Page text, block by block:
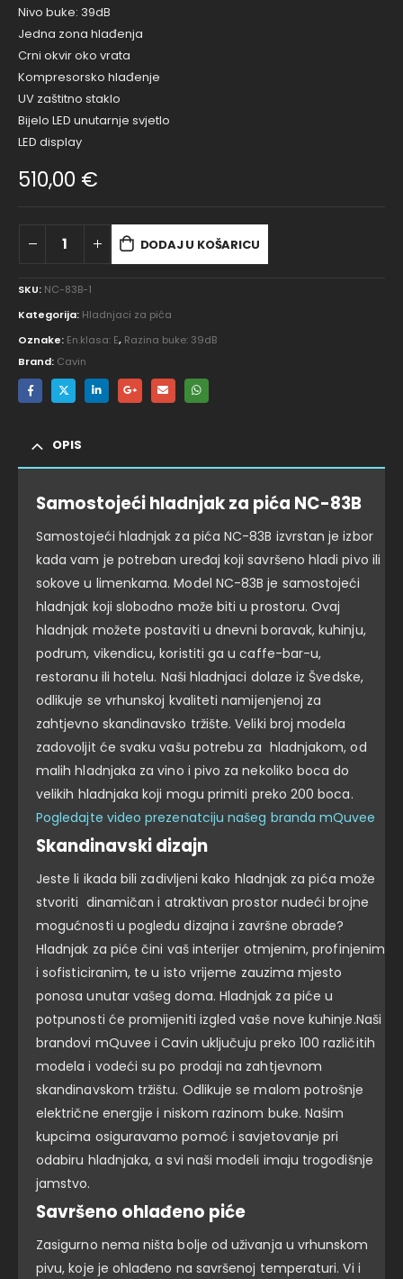
Nivo buke: 39dB
Jedna zona hlađenja
Crni okvir oko vrata
Kompresorsko hlađenje
UV zaštitno staklo
Bijelo LED unutarnje svjetlo
LED display
510,00 €
DODAJ U KOŠARICU
SKU: NC-83B-1
Kategorija: Hladnjaci za pića
Oznake: En.klasa: E, Razina buke: 39dB
Brand: Cavin
OPIS
Samostojeći hladnjak za pića NC-83B
Samostojeći hladnjak za pića NC-83B izvrstan je izbor
kada vam je potreban uređaj koji savršeno hladi pivo ili
sokove u limenkama. Model NC-83B je samostojeći
hladnjak koji slobodno može biti u prostoru. Ovaj
hladnjak možete postaviti u dnevni boravak, kuhinju,
podrum, vikendicu, koristiti ga u caffe-bar-u,
restoranu ili hotelu. Naši hladnjaci dolaze iz Švedske,
odlikuje se vrhunskoj kvaliteti namijenjenoj za
zahtjevno skandinavsko tržište. Veliki broj modela
zadovoljit će svaku vašu potrebu za hladnjakom, od
malih hladnjaka za vino i pivo za nekoliko boca do
velikih hladnjaka koji mogu primiti preko 200 boca.
Pogledajte video prezenatciju našeg branda mQuvee
Skandinavski dizajn
Jeste li ikada bili zadivljeni kako hladnjak za pića može
stvoriti dinamičan i atraktivan prostor nudeći brojne
mogućnosti u pogledu dizajna i završne obrade?
Hladnjak za piće čini vaš interijer otmjenim, profinjenim
i sofisticiranim, te u isto vrijeme zauzima mjesto
ponosa unutar vašeg doma. Hladnjak za piće u
potpunosti će promijeniti izgled vaše nove kuhinje.Naši
brandovi mQuvee i Cavin uključuju preko 100 različitih
modela i vodeći su po prodaji na zahtjevnom
skandinavskom tržištu. Odlikuje se malom potrošnje
električne energije i niskom razinom buke. Našim
kupcima osiguravamo pomoć i savjetovanje pri
odabiru hladnjaka, a svi naši modeli imaju trogodišnje
jamstvo.
Savršeno ohlađeno piće
Zasigurno nema ništa bolje od uživanja u vrhunskom
pivu, koje je ohlađeno na savršenoj temperaturi. Vi i